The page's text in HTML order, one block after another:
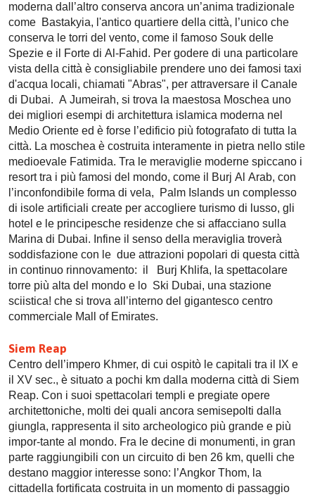
moderna dall’altro conserva ancora un’anima tradizionale
come Bastakyia, l'antico quartiere della città, l’unico che
conserva le torri del vento, come il famoso Souk delle
Spezie e il Forte di Al-Fahid. Per godere di una particolare
vista della città è consigliabile prendere uno dei famosi taxi
d'acqua locali, chiamati "Abras", per attraversare il Canale
di Dubai. A Jumeirah, si trova la maestosa Moschea uno
dei migliori esempi di architettura islamica moderna nel
Medio Oriente ed è forse l’edificio più fotografato di tutta la
città. La moschea è costruita interamente in pietra nello stile
medioevale Fatimida. Tra le meraviglie moderne spiccano i
resort tra i più famosi del mondo, come il Burj Al Arab, con
l’inconfondibile forma di vela, Palm Islands un complesso
di isole artificiali create per accogliere turismo di lusso, gli
hotel e le principesche residenze che si affacciano sulla
Marina di Dubai. Infine il senso della meraviglia troverà
soddisfazione con le due attrazioni popolari di questa città
in continuo rinnovamento: il Burj Khlifa, la spettacolare
torre più alta del mondo e lo Ski Dubai, una stazione
sciistica! che si trova all’interno del gigantesco centro
commerciale Mall of Emirates.
Siem Reap
Centro dell’impero Khmer, di cui ospitò le capitali tra il IX e
il XV sec., è situato a pochi km dalla moderna città di Siem
Reap. Con i suoi spettacolari templi e pregiate opere
architettoniche, molti dei quali ancora semisepolti dalla
giungla, rappresenta il sito archeologico più grande e più
impor-tante al mondo. Fra le decine di monumenti, in gran
parte raggiungibili con un circuito di ben 26 km, quelli che
destano maggior interesse sono: l’Angkor Thom, la
cittadella fortificata costruita in un momento di passaggio